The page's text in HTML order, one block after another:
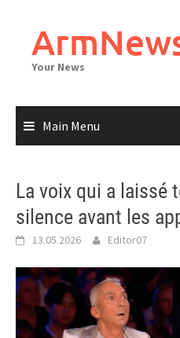
content
Your News
Main Menu
La voix qui a laissé
silence avant les
13.05.2026 Editor07